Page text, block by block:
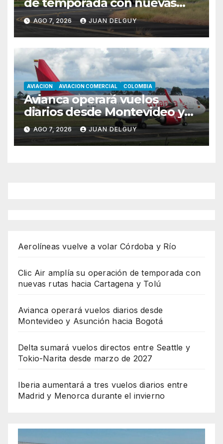
rutas hacia Cartagena y Tolú
AGO 7, 2026 JUAN DELGUY
AVIACION AVIACION COMERCIAL COLOMBIA
Avianca operará vuelos
diarios desde Montevideo y
Asunción hacia Bogotá
AGO 7, 2026 JUAN DELGUY
Aerolíneas vuelve a volar Córdoba y Río
Clic Air amplía su operación de temporada con
nuevas rutas hacia Cartagena y Tolú
Avianca operará vuelos diarios desde
Montevideo y Asunción hacia Bogotá
Delta sumará vuelos directos entre Seattle y
Tokio-Narita desde marzo de 2027
Iberia aumentará a tres vuelos diarios entre
Madrid y Menorca durante el invierno